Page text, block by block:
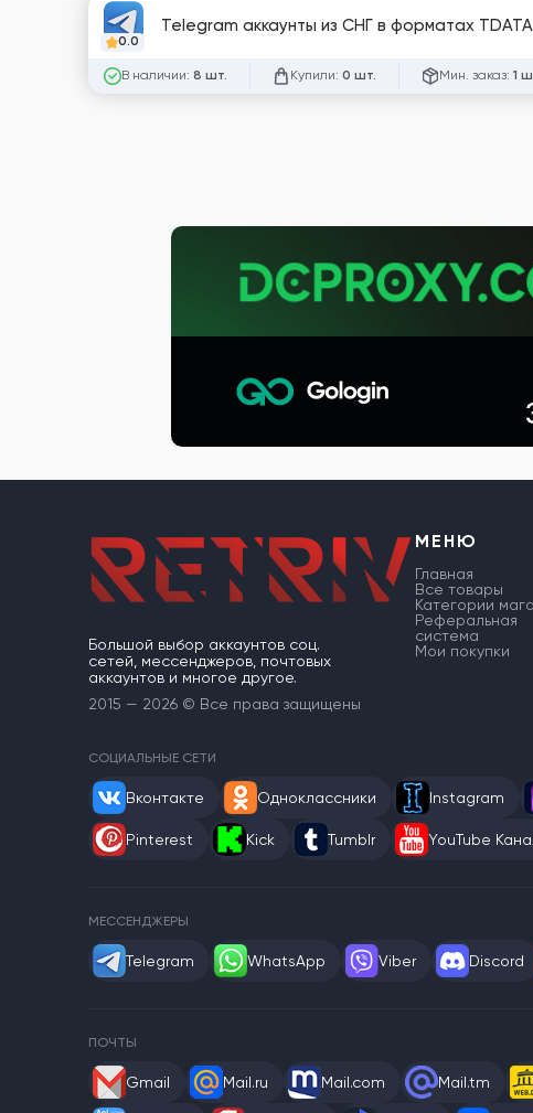
0.0
Telegram аккаунты из СНГ в форматах TDATA
В наличии: 8 шт. Купили: 0 шт. Мин. заказ: 1
Большой выбор аккаунтов соц.
сетей, мессенджеров, почтовых
аккаунтов и многое другое.
2015 — 2026 © Все права защищены
МЕНЮ
Главная
Все товары
Категории
Реферальная
система
Мои покупки
СОЦИАЛЬНЫЕ СЕТИ
Вконтакте Одноклассники Instagram
Pinterest Kick Tumblr YouTube
МЕССЕНДЖЕРЫ
Telegram WhatsApp Viber Discord
ПОЧТЫ
Gmail Mail.ru Mail.com Mail.tm